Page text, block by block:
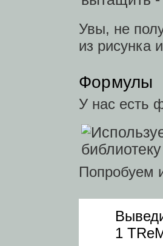
Увы, не
из рисунка
Формулы
У нас есть
Попробуем
1